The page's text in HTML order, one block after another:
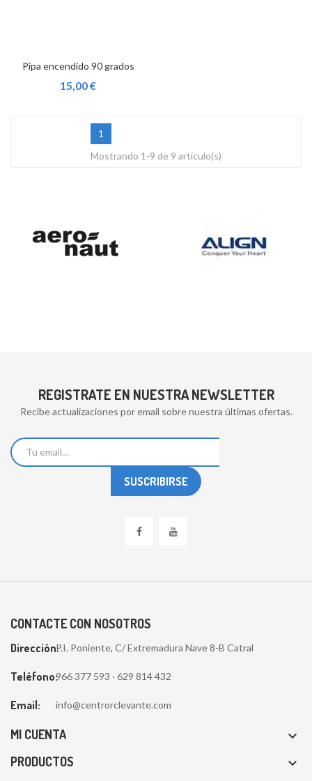
Pipa encendido 90 grados
15,00 €
1
Mostrando 1-9 de 9 artículo(s)
REGISTRATE EN NUESTRA NEWSLETTER
Recibe actualizaciones por email sobre nuestra últimas ofertas.
CONTACTE CON NOSOTROS
Dirección:P.I. Poniente, C/ Extremadura Nave 8-B Catral
Teléfono:966 377 593 · 629 814 432
Email: info@centrorclevante.com
MI CUENTA 
PRODUCTOS 